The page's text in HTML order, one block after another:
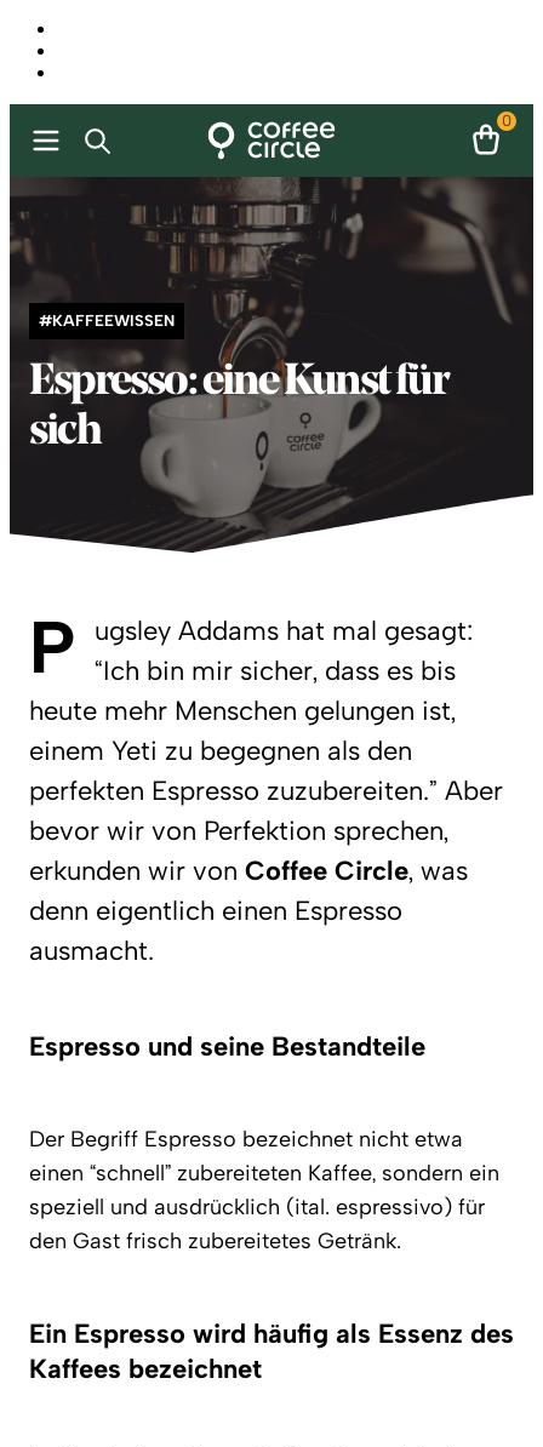
0
#KAFFEEWISSEN
Espresso: eine Kunst für
sich
P
ugsley Addams hat mal gesagt:
“Ich bin mir sicher, dass es bis
heute mehr Menschen gelungen ist,
einem Yeti zu begegnen als den
perfekten Espresso zuzubereiten.” Aber
bevor wir von Perfektion sprechen,
erkunden wir von Coffee Circle, was
denn eigentlich einen Espresso
ausmacht.
Espresso und seine Bestandteile
Der Begriff Espresso bezeichnet nicht etwa
einen “schnell” zubereiteten Kaffee, sondern ein
speziell und ausdrücklich (ital. espressivo) für
den Gast frisch zubereitetes Getränk.
Ein Espresso wird häufig als Essenz des
Kaffees bezeichnet